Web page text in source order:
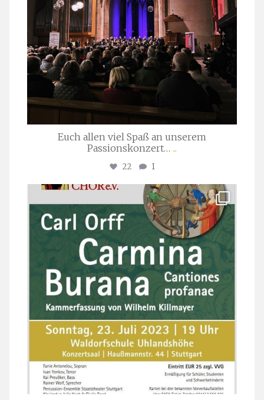
Euch allen viel Spaß an unserem
Passionskonzert… ...
22 1
stuttgarter_oratorienchor
Juli 22